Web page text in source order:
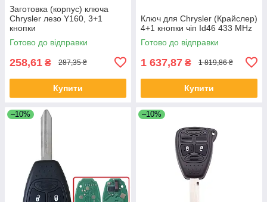
Заготовка (корпус) ключа
Chrysler лезо Y160, 3+1
кнопки
Готово до відправки
258,61 ₴ 287,35 ₴
Купити
Ключ для Chrysler (Крайслер)
4+1 кнопки чіп Id46 433 MHz
Готово до відправки
1 637,87 ₴ 1 819,86 ₴
Купити
–10% –10%